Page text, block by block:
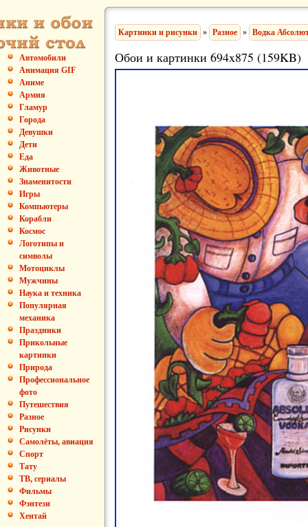
Автомобили
Анимация GIF
Аниме
Армия
Гламур
Города
Девушки
Дети
Еда
Животные
Знаменитости
Игры
Компьютеры
Корабли
Космос
Логотипы и
символы
Мотоциклы
Мужчины
Наука и техника
Популярная
механика
Праздники
Прикольные
картинки
Природа
Профессиональное
фото
Путешествия
Разное
Рисунки
Самолёты, авиация
Спорт
Тату
ТВ, сериалы
Фильмы
Фэнтези
Хентай
Картинки и рисунки » Разное » Водка
Обои и картинки 694x875 (159KB)